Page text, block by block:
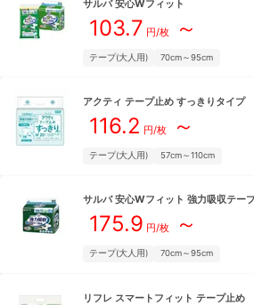
サルバ 安心Wフィット
103.7 円/枚～
テープ(大人用) 70cm～95cm
アクティ テープ止め すっきりタイプ
116.2 円/枚～
テープ(大人用) 57cm～110cm
サルバ 安心Wフィット 強力吸収テー
175.9 円/枚～
テープ(大人用) 70cm～95cm
リフレ スマートフィット テープ止め